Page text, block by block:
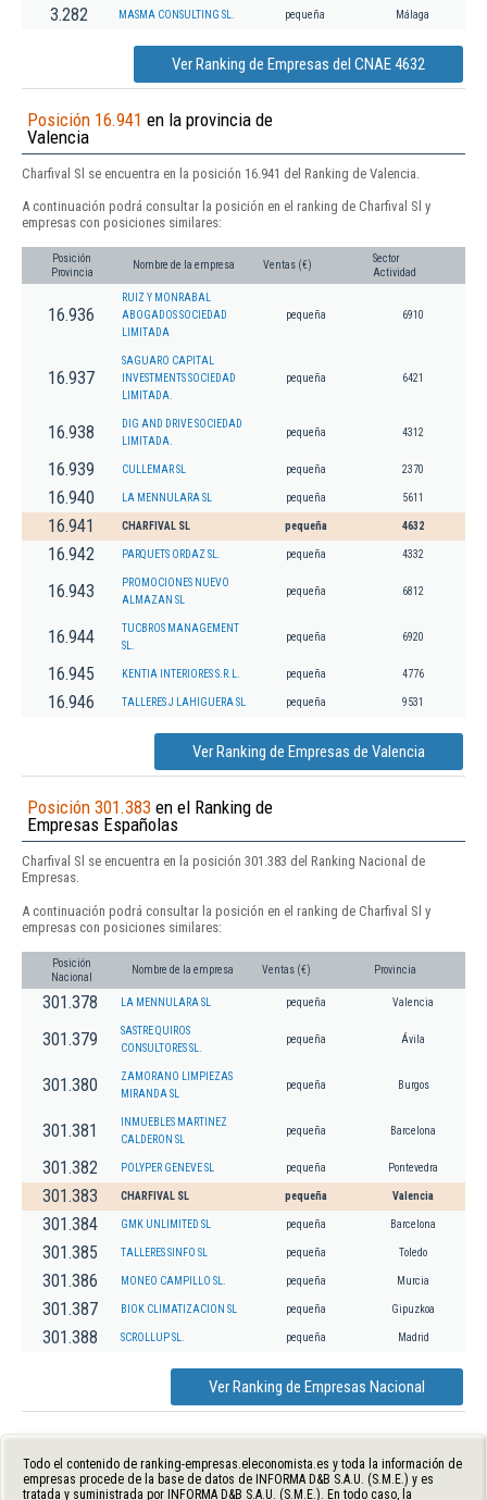
3.282 MASMA CONSULTING SL. pequeña Málaga
Ver Ranking de Empresas del CNAE 4632
Posición 16.941 en la provincia de
Valencia
Charfival Sl se encuentra en la posición 16.941 del Ranking de Valencia.
A continuación podrá consultar la posición en el ranking de Charfival Sl y
empresas con posiciones similares:
Posición
Provincia
Nombre de la empresa Ventas (€)
Sector
Actividad
16.936
RUIZ Y MONRABAL
ABOGADOS SOCIEDAD
LIMITADA
pequeña 6910
16.937
SAGUARO CAPITAL
INVESTMENTS SOCIEDAD
LIMITADA.
pequeña 6421
16.938
DIG AND DRIVE SOCIEDAD
LIMITADA.
pequeña 4312
16.939 CULLEMAR SL pequeña 2370
16.940 LA MENNULARA SL pequeña 5611
16.941 CHARFIVAL SL pequeña 4632
16.942 PARQUETS ORDAZ SL. pequeña 4332
16.943
PROMOCIONES NUEVO
ALMAZAN SL
pequeña 6812
16.944
TUCBROS MANAGEMENT
SL.
pequeña 6920
16.945 KENTIA INTERIORES S.R.L. pequeña 4776
16.946 TALLERES J LAHIGUERA SL pequeña 9531
Ver Ranking de Empresas de Valencia
Posición 301.383 en el Ranking de
Empresas Españolas
Charfival Sl se encuentra en la posición 301.383 del Ranking Nacional de
Empresas.
A continuación podrá consultar la posición en el ranking de Charfival Sl y
empresas con posiciones similares:
Posición
Nacional
Nombre de la empresa Ventas (€) Provincia
301.378 LA MENNULARA SL pequeña Valencia
301.379
SASTRE QUIROS
CONSULTORES SL.
pequeña Ávila
301.380
ZAMORANO LIMPIEZAS
MIRANDA SL
pequeña Burgos
301.381
INMUEBLES MARTINEZ
CALDERON SL
pequeña Barcelona
301.382 POLYPER GENEVE SL pequeña Pontevedra
301.383 CHARFIVAL SL pequeña Valencia
301.384 GMK UNLIMITED SL pequeña Barcelona
301.385 TALLERES SINFO SL pequeña Toledo
301.386 MONEO CAMPILLO SL. pequeña Murcia
301.387 BIOK CLIMATIZACION SL pequeña Gipuzkoa
301.388 SCROLLUP SL. pequeña Madrid
Ver Ranking de Empresas Nacional
Todo el contenido de ranking-empresas.eleconomista.es y toda la información de
empresas procede de la base de datos de INFORMA D&B S.A.U. (S.M.E.) y es
tratada y suministrada por INFORMA D&B S.A.U. (S.M.E.). En todo caso, la